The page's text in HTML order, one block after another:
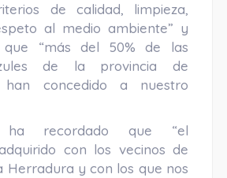
de calidad, limpieza,
al medio ambiente” y
que “más del 50% de las
de la provincia de
concedido a nuestro
recordado que “el
con los vecinos de
Herradura y con los que nos